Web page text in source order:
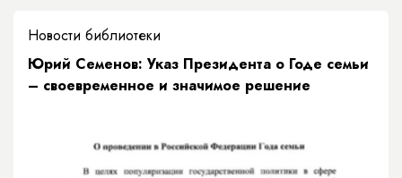
Новости библиотеки
​Юрий Семенов: Указ Президента о Годе семьи
– своевременное и значимое решение